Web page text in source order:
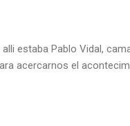
alli estaba Pablo Vidal,
acercarnos el